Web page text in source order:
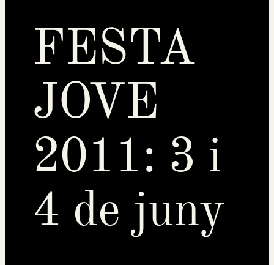
FESTA
JOVE
2011: 3 i
4 de juny